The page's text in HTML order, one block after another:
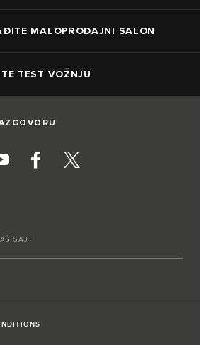
MALOPRODAJNI SALON
TEST VOŽNJU